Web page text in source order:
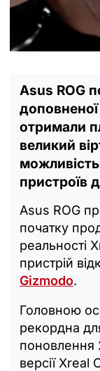
Asus ROG
доповненої
отримали
великий
пристроїв
Asus ROG
початку
реальності
пристрій
Gizmodo.
Головною
рекордна
поновлення
версії Xreal